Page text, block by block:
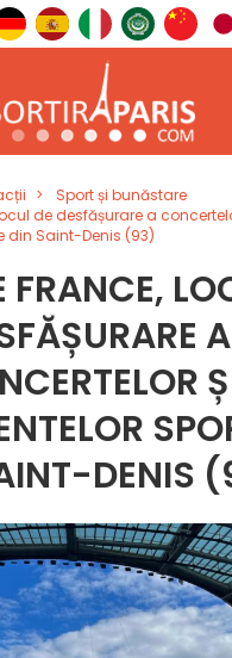
Sport și bunăstare
de desfășurare a
din Saint-Denis (93)
FRANCE,
A
DENIS